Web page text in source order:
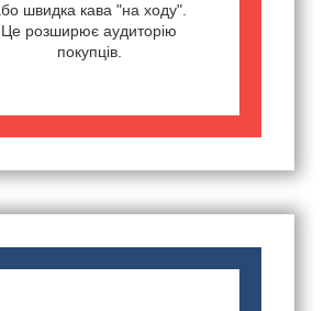
швидка кава "на ходу".
Це розширює аудиторію
покупців.